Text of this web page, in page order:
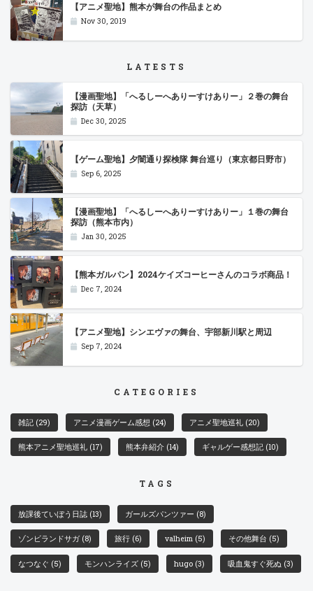
【アニメ聖地】熊本が舞台の作品まとめ
Nov 30, 2019
LATESTS
【漫画聖地】「へるしーへありーすけありー」２巻の舞台
探訪（天草）
Dec 30, 2025
【ゲーム聖地】夕闇通り探検隊 舞台巡り（東京都日野市）
Sep 6, 2025
【漫画聖地】「へるしーへありーすけありー」１巻の舞台
探訪（熊本市内）
Jan 30, 2025
【熊本ガルパン】2024ケイズコーヒーさんのコラボ商品！
Dec 7, 2024
【アニメ聖地】シンエヴァの舞台、宇部新川駅と周辺
Sep 7, 2024
CATEGORIES
雑記 (29) アニメ漫画ゲーム感想 (24) アニメ聖地巡礼 (20)
熊本アニメ聖地巡礼 (17) 熊本弁紹介 (14) ギャルゲー感想記 (10)
TAGS
放課後ていぼう日誌 (13) ガールズパンツァー (8)
ゾンビランドサガ (8) 旅行 (6) valheim (5) その他舞台 (5)
なつなぐ (5) モンハンライズ (5) hugo (3) 吸血鬼すぐ死ぬ (3)